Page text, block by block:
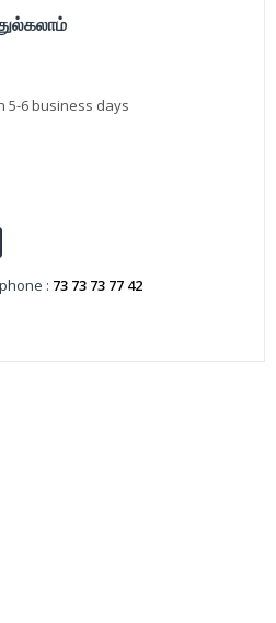
5-6 business days
: 73 73 73 77 42